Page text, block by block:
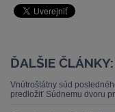
ĎALŠIE ČLÁNKY:
Vnútroštátny súd
predložiť Súdnemu dvoru